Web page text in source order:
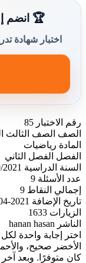
🏆 انضم
اختبار شهادة
رقم الاختبار 85
الصف
الصف الثالث
المادة رياضيات
الفصل
الفصل الثاني
السنة الدراسية
2021
عدد الأسئلة 9
إجمالي النقاط 9
تاريخ الإضافة
2021-04-24
الزيارات 1633
الناشر hanan hasan
اختر إجابة واحدة
الأخضر صحيح،
كان متوفرًا. وبعد آخر